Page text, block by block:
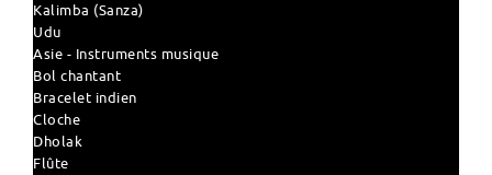
Kalimba (Sanza)
Udu
Asie - Instruments musique
Bol chantant
Bracelet indien
Cloche
Dholak
Flûte